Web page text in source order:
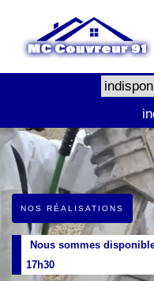
NOS RÉALISATIONS
Nous sommes
17h30